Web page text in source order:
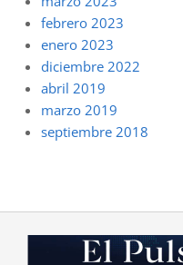
febrero 2023
enero 2023
diciembre 2022
abril 2019
marzo 2019
septiembre 2018